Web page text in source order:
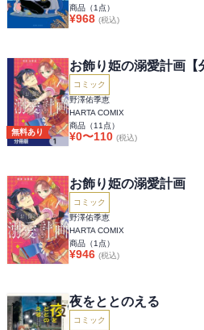
商品（1 点）
¥968 (税込)
無料あり
お飾り姫の溺愛計画【
コミック
野澤佑季恵
HARTA COMIX
商品（11 点）
¥0〜110 (税込)
お飾り姫の溺愛計画
コミック
野澤佑季恵
HARTA COMIX
商品（1 点）
¥946 (税込)
夜をととのえる
コミック